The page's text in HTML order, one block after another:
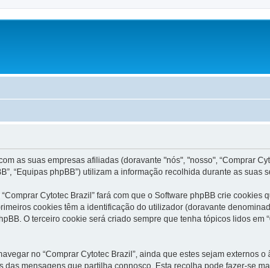
as suas empresas afiliadas (doravante "nós", "nosso", “Comprar
“Equipas phpBB”) utilizam a informação recolhida durante as
Cytotec Brazil” fará com que o Software phpBB crie cookies
cookies têm a identificação do utilizador (doravante
O terceiro cookie será criado sempre que tenha tópicos lidos em
no “Comprar Cytotec Brazil”, ainda que estes sejam externos
mensagens que partilha connosco. Esta recolha pode fazer-se